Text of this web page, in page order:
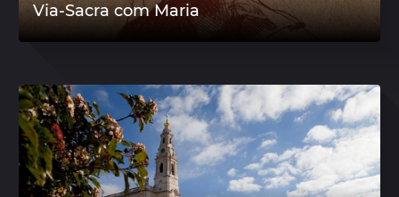
Via-Sacra com Maria